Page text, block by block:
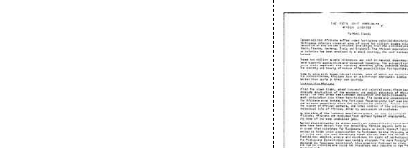
Andrade
Tipo Documental:
Página(s):17